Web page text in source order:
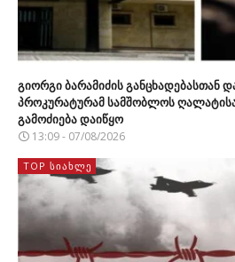
გიორგი ბარამიძის განცხადებასთან
პროკურატურამ სამშობლოს
გამოძიება დაიწყო
13:09 - 07/08/2026
TOP ᲡᲘᲐᲮᲚᲔ